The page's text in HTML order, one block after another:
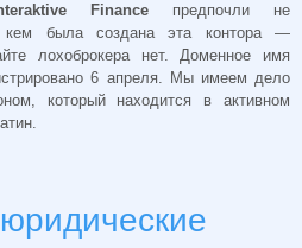
Financeпредпочли не
кем была создана эта контора —
лохоброкера нет. Доменное имя
6 апреля. Мы имеем дело
который находится в активном